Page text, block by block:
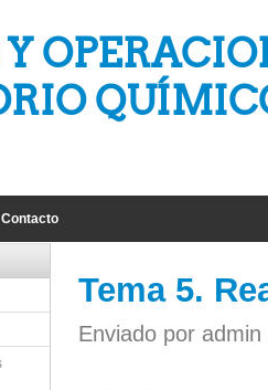
Contacto
Tema 5.
Enviado por admin